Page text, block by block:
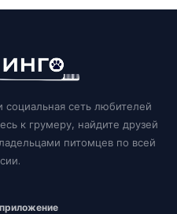
социальная сеть любителей
к грумеру, найдите друзей
питомцев по всей